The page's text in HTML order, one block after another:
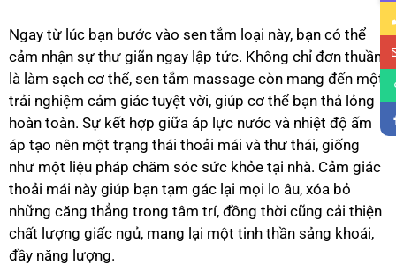
Ngay từ lúc bạn bước vào sen tắm loại này, bạn có thể
cảm nhận sự thư giãn ngay lập tức. Không chỉ đơn thuần
là làm sạch cơ thể, sen tắm massage còn mang đến một
trải nghiệm cảm giác tuyệt vời, giúp cơ thể bạn thả lỏng
hoàn toàn. Sự kết hợp giữa áp lực nước và nhiệt độ ấm
áp tạo nên một trạng thái thoải mái và thư thái, giống
như một liệu pháp chăm sóc sức khỏe tại nhà. Cảm giác
thoải mái này giúp bạn tạm gác lại mọi lo âu, xóa bỏ
những căng thẳng trong tâm trí, đồng thời cũng cải thiện
chất lượng giấc ngủ, mang lại một tinh thần sảng khoái,
đầy năng lượng.